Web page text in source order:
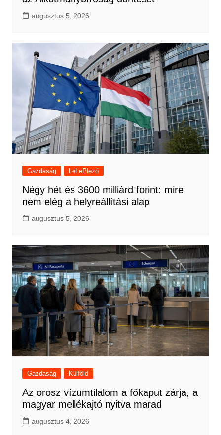
augusztus 5, 2026
Gazdaság LeLePlező
Négy hét és 3600 milliárd forint: mire
nem elég a helyreállítási alap
augusztus 5, 2026
Gazdaság Külföld
Az orosz vízumtilalom a főkaput zárja, a
magyar mellékajtó nyitva marad
augusztus 4, 2026